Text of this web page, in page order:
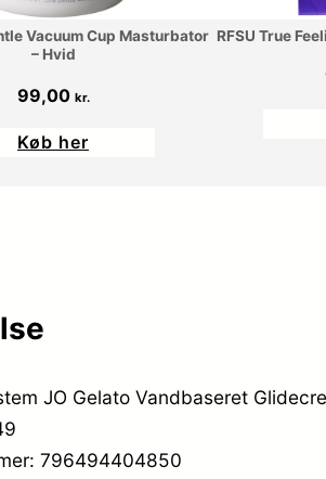
Vacuum Cup Masturbator
– Hvid
99,00 kr.
Køb her
RFSU True
JO Gelato Vandbaseret
796494404850